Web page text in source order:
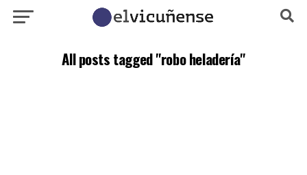
All posts tagged "robo heladería"